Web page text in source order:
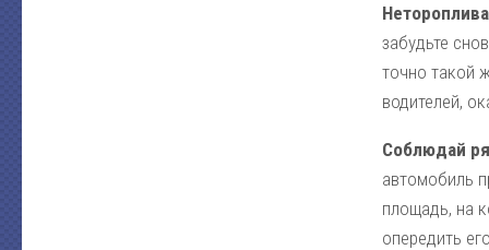
забудьте
точно такой
водителей,
Соблюдай
автомобиль
площадь, на
опередить